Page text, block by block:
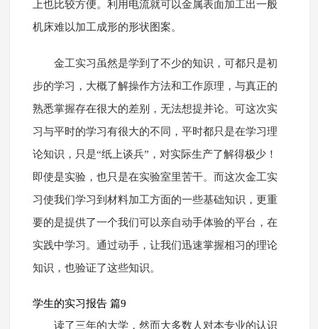
上也比较方便。利用电流就可以金属表面加工出一般
机床难以加工成形的形状图案。
金工实习虽然是学到了不少的知识，可都只是初
步的学习，大概了解操作方法和工作原理，与真正的
熟悉掌握存在很大的差别，无法想提并论。可这次实
习与平时的学习有很大的不同，平时都只是在学习理
论知识，只是“纸上谈兵”，对实际生产了解得极少！
即使是实验，也只是在实验室里苦干。而这次金工实
习使我们学习到材料加工方面的一些基础知识，更重
要的是提供了一个我们可以亲自动手体验的平台，在
实践中学习。通过动手，让我们迅速掌握相习的理论
知识，也验证了这些知识。
学生的实习报告 篇9
读了三年的大学，然而大多数人对本专业的认识